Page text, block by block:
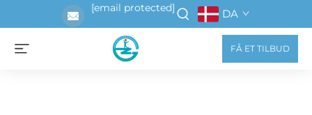
[email protected] DA
FÅ ET TILBUD